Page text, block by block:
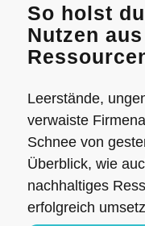
So holst
Nutzen
Leerstände,
verwaiste
Schnee von
Überblick, wie
nachhaltiges
erfolgreich